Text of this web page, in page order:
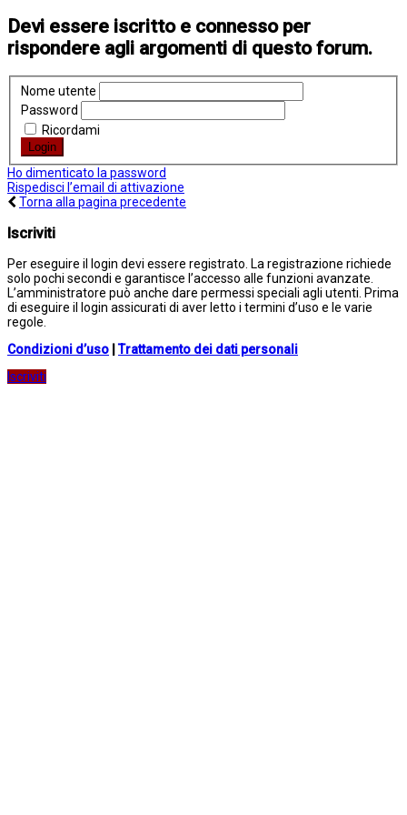
Devi essere iscritto e connesso per
rispondere agli argomenti di questo forum.
Nome utente
Password
Ricordami
Ho dimenticato la password
Rispedisci l’email di attivazione
Torna alla pagina precedente
Iscriviti
Per eseguire il login devi essere registrato. La registrazione richiede
solo pochi secondi e garantisce l’accesso alle funzioni avanzate.
L’amministratore può anche dare permessi speciali agli utenti. Prima
di eseguire il login assicurati di aver letto i termini d’uso e le varie
regole.
Condizioni d’uso |Trattamento dei dati personali
Iscriviti